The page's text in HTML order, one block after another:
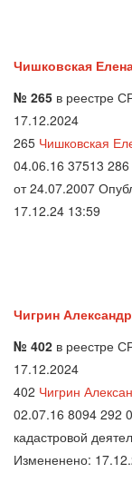
Чишковская
№ 265 в реестре
17.12.2024
265 Чишковская
04.06.16 37513 286
от 24.07.2007
17.12.24 13:59
Чигрин
№ 402 в реестре
17.12.2024
402 Чигрин
02.07.16 8094 292
кадастровой
Измененено: